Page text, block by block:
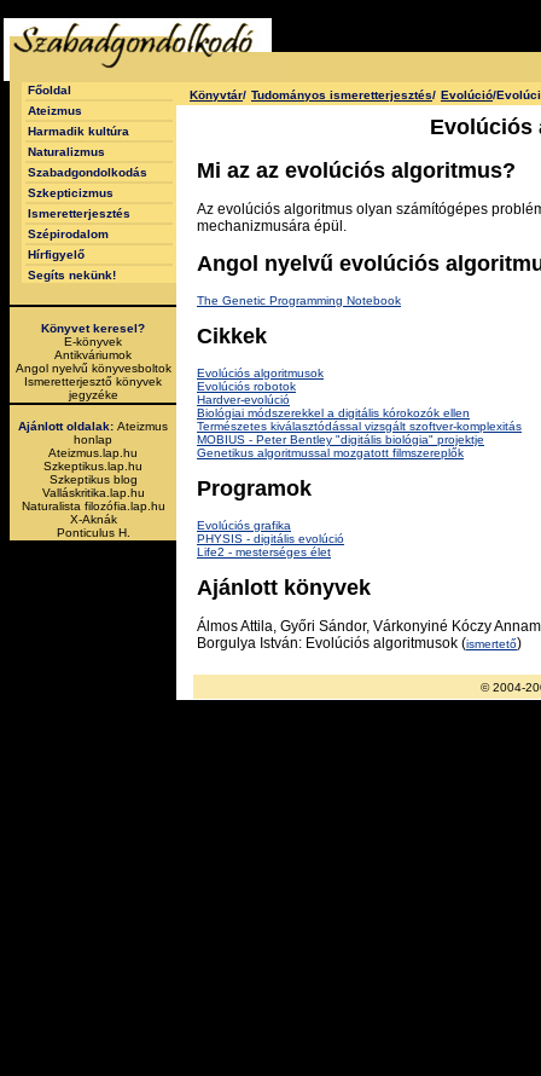
Főoldal
Ateizmus
Harmadik kultúra
Naturalizmus
Szabadgondolkodás
Szkepticizmus
Ismeretterjesztés
Szépirodalom
Hírfigyelő
Segíts nekünk!
Könyvet keresel?
E-könyvek
Antikváriumok
Angol nyelvű könyvesboltok
Ismeretterjesztő könyvek
jegyzéke
Ajánlott oldalak: Ateizmus
honlap
Ateizmus.lap.hu
Szkeptikus.lap.hu
Szkeptikus blog
Valláskritika.lap.hu
Naturalista filozófia.lap.hu
X-Aknák
Ponticulus H.
Könyvtár/ Tudományos ismeretterjesztés/ Evolúció/
Evolúciós
Mi az az evolúciós algoritmus?
Az evolúciós algoritmus olyan számítógépes
mechanizmusára épül.
Angol nyelvű evolúciós
The Genetic Programming Notebook
Cikkek
Evolúciós algoritmusok
Evolúciós robotok
Hardver-evolúció
Biológiai módszerekkel a digitális kórokozók ellen
Természetes kiválasztódással vizsgált szoftver-komplexitás
MOBIUS - Peter Bentley "digitális biológia" projektje
Genetikus algoritmussal mozgatott filmszereplők
Programok
Evolúciós grafika
PHYSIS - digitális evolúció
Life2 - mesterséges élet
Ajánlott könyvek
Álmos Attila, Győri Sándor, Várkonyiné Kóczy
Borgulya István: Evolúciós algoritmusok (ismertető)
© 2004-